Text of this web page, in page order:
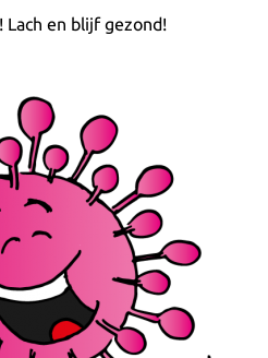
Lach en blijf gezond!